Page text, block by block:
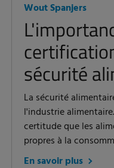
Wout Spanjers
sécurité
La sécurité
l'industrie
certitude que les
propres à la
En savoir plus